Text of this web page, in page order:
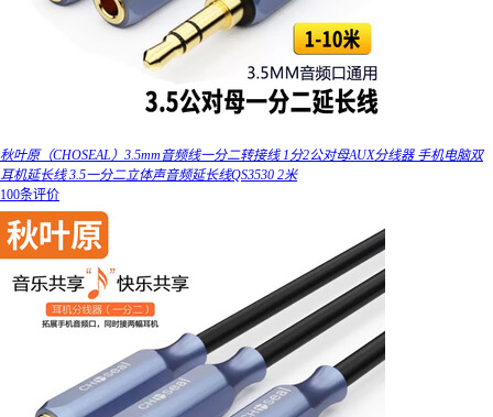
秋叶原（CHOSEAL）3.5mm音频线一分二转接线 1分2公对母AUX分线器 手机电脑双
耳机延长线 3.5一分二立体声音频延长线QS3530 2米
100条评价